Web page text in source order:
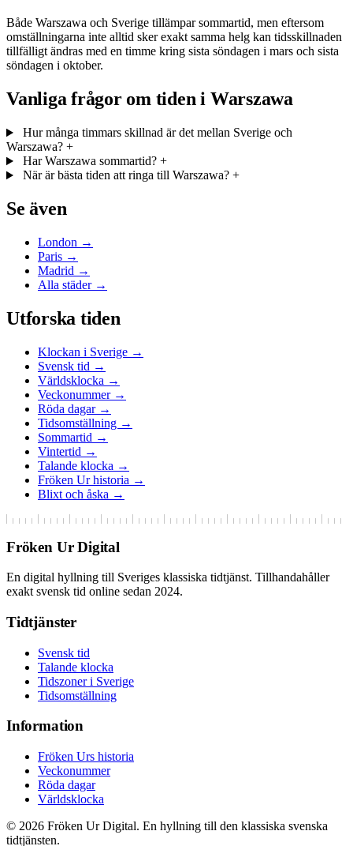
Både Warszawa och Sverige tillämpar sommartid, men eftersom
omställningarna inte alltid sker exakt samma helg kan tidsskillnaden
tillfälligt ändras med en timme kring sista söndagen i mars och sista
söndagen i oktober.
Vanliga frågor om tiden i Warszawa
Hur många timmars skillnad är det mellan Sverige och
Warszawa? +
Har Warszawa sommartid? +
När är bästa tiden att ringa till Warszawa? +
Se även
London →
Paris →
Madrid →
Alla städer →
Utforska tiden
Klockan i Sverige →
Svensk tid →
Världsklocka →
Veckonummer →
Röda dagar →
Tidsomställning →
Sommartid →
Vintertid →
Talande klocka →
Fröken Ur historia →
Blixt och åska →
Fröken Ur Digital
En digital hyllning till Sveriges klassiska tidtjänst. Tillhandahåller
exakt svensk tid online sedan 2024.
Tidtjänster
Svensk tid
Talande klocka
Tidszoner i Sverige
Tidsomställning
Information
Fröken Urs historia
Veckonummer
Röda dagar
Världsklocka
© 2026 Fröken Ur Digital. En hyllning till den klassiska svenska
tidtjänsten.